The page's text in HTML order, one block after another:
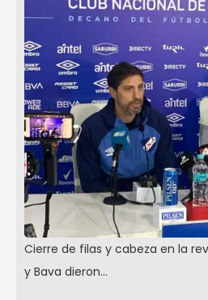
Cierre de filas y cabeza en la
y Bava dieron…